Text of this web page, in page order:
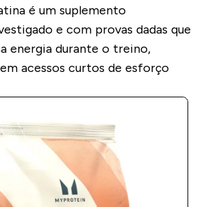
é um suplemento
e com provas dadas que
energia durante o treino,
acessos curtos de esforço